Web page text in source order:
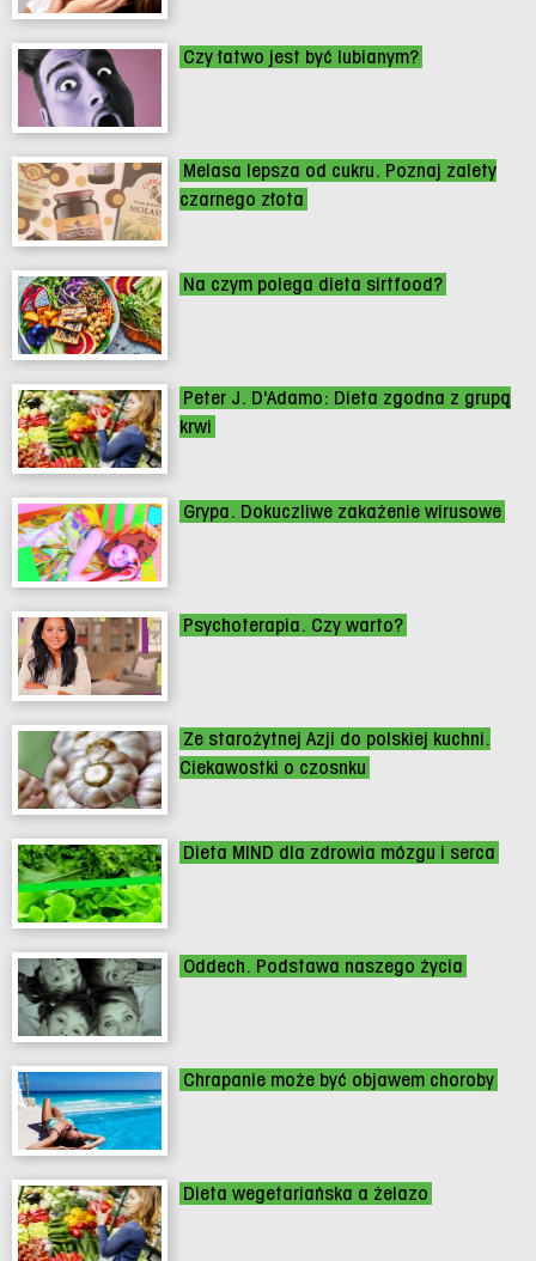
Czy łatwo jest być lubianym?
Melasa lepsza od cukru. Poznaj zalety
czarnego złota
Na czym polega dieta sirtfood?
Peter J. D'Adamo: Dieta zgodna z grupą
krwi
Grypa. Dokuczliwe zakażenie wirusowe
Psychoterapia. Czy warto?
Ze starożytnej Azji do polskiej kuchni.
Ciekawostki o czosnku
Dieta MIND dla zdrowia mózgu i serca
Oddech. Podstawa naszego życia
Chrapanie może być objawem choroby
Dieta wegetariańska a żelazo